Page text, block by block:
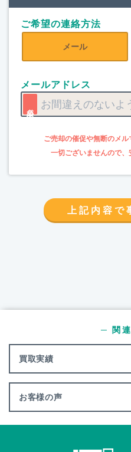
ご希望の連絡方法
メール
メールアドレス
上記内容で
買取実績
─ 関
お客様の声